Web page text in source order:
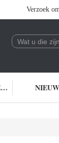
Verzoek
EN
VERZOEK OM EEN CITAAT